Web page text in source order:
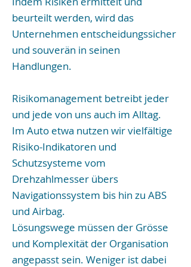
beurteilt werden, wird das
Unternehmen entscheidungssicher
und souverän in seinen
Handlungen.
Risikomanagement betreibt jeder
und jede von uns auch im Alltag.
Im Auto etwa nutzen wir vielfältige
Risiko-Indikatoren und
Schutzsysteme vom
Drehzahlmesser übers
Navigationssystem bis hin zu ABS
und Airbag.
Lösungswege müssen der Grösse
und Komplexität der Organisation
angepasst sein. Weniger ist dabei